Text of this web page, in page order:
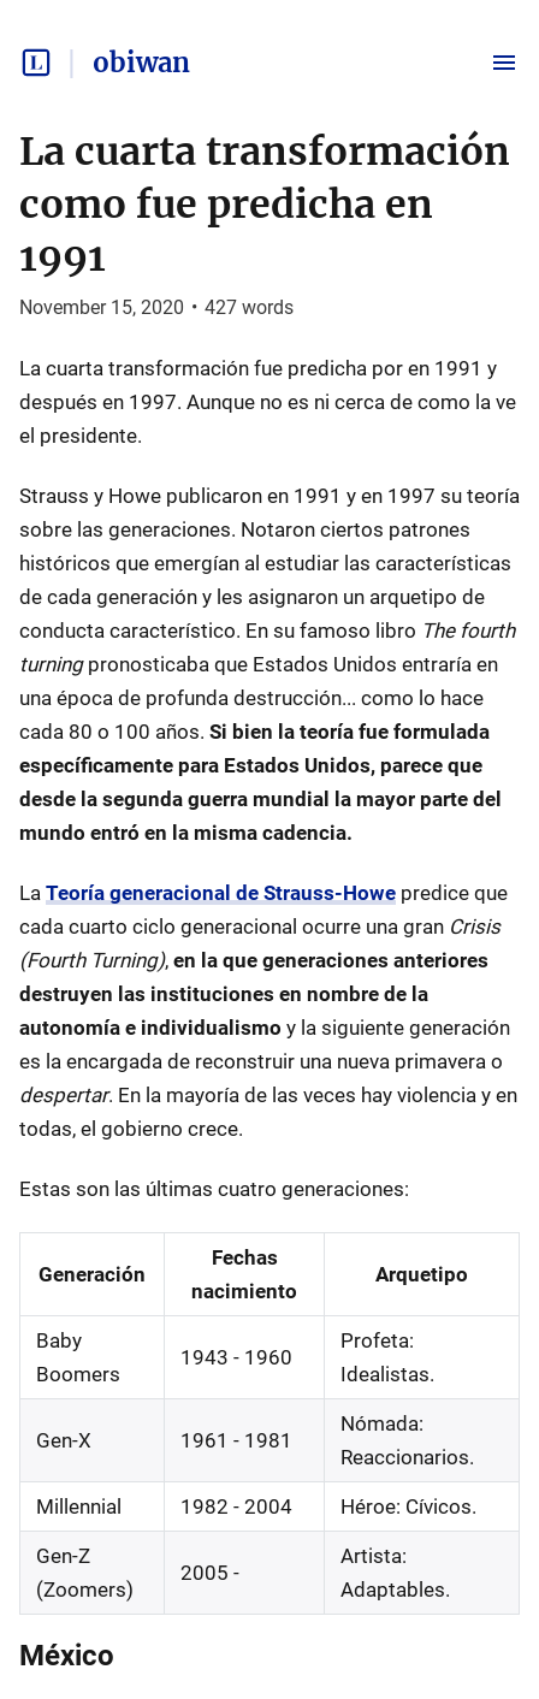
obiwan
La cuarta transformación
como fue predicha en
1991
November 15, 2020 • 427 words
La cuarta transformación fue predicha por en 1991 y
después en 1997. Aunque no es ni cerca de como la ve
el presidente.
Strauss y Howe publicaron en 1991 y en 1997 su teoría
sobre las generaciones. Notaron ciertos patrones
históricos que emergían al estudiar las características
de cada generación y les asignaron un arquetipo de
conducta característico. En su famoso libro The fourth
turningpronosticaba que Estados Unidos entraría en
una época de profunda destrucción... como lo hace
cada 80 o 100 años. Si bien la teoría fue formulada
específicamente para Estados Unidos, parece que
desde la segunda guerra mundial la mayor parte del
mundo entró en la misma cadencia.
La Teoría generacional de Strauss-Howe predice que
cada cuarto ciclo generacional ocurre una gran Crisis
(Fourth Turning), en la que generaciones anteriores
destruyen las instituciones en nombre de la
autonomía e individualismo y la siguiente generación
es la encargada de reconstruir una nueva primavera o
despertar. En la mayoría de las veces hay violencia y en
todas, el gobierno crece.
Estas son las últimas cuatro generaciones:
Generación
Fechas
nacimiento
Arquetipo
Baby
Boomers
1943 - 1960
Profeta:
Idealistas.
Gen-X 1961 - 1981
Nómada:
Reaccionarios.
Millennial 1982 - 2004 Héroe: Cívicos.
Gen-Z
(Zoomers)
2005 -
Artista:
Adaptables.
México